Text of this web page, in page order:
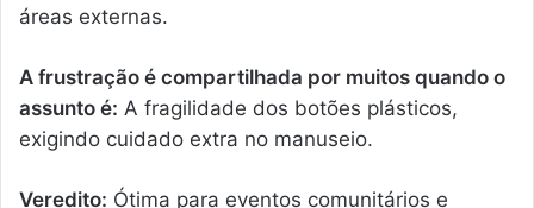
áreas externas.
A frustração é compartilhada por muitos quando o
assunto é: A fragilidade dos botões plásticos,
exigindo cuidado extra no manuseio.
Veredito: Ótima para eventos comunitários e